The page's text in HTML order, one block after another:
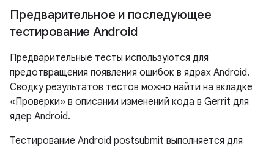
Предварительное и последующее
тестирование Android
Предварительные тесты используются для
предотвращения появления ошибок в ядрах Android.
Сводку результатов тестов можно найти на вкладке
«Проверки» в описании изменений кода в Gerrit для
ядер Android.
Тестирование Android postsubmit выполняется для